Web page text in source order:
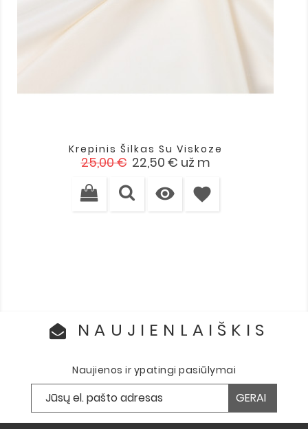
Krepinis Šilkas Su Viskoze
Įprasta
25,00 € Kaina
22,50 € už m
 favorite
NAUJIENLAIŠKIS
Naujienos ir ypatingi pasiūlymai